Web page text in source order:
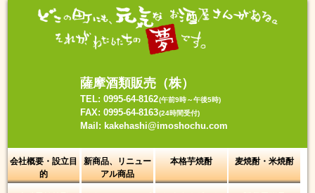
薩摩酒類販売（株）
TEL: 0995-64-8162(午前9時～午後5時)
FAX: 0995-64-8163(24時間受付)
Mail: kakehashi@imoshochu.com
会社概要・設立目
的
新商品、リニュー
アル商品
本格芋焼酎 麦焼酎・米焼酎